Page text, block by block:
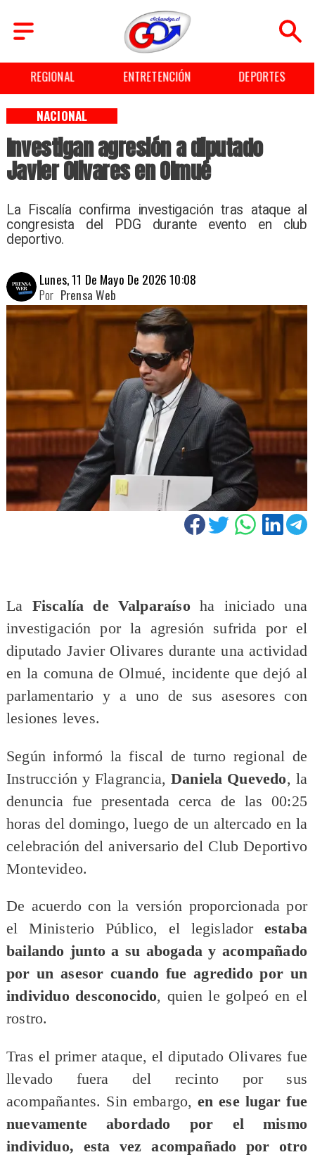
REGIONAL ENTRETENCIÓN DEPORTES
Investigan agresión a diputado
Javier Olivares en Olmué
La Fiscalía confirma investigación tras ataque al
congresista del PDG durante evento en club
deportivo.
NACIONAL
Lunes, 11 De Mayo De 2026 10:08
Prensa Web
Por
La Fiscalía de Valparaísoha iniciado una
investigación por la agresión sufrida por el
diputado Javier Olivares durante una actividad
en la comuna de Olmué, incidente que dejó al
parlamentario y a uno de sus asesores con
lesiones leves.
Según informó la fiscal de turno regional de
Instrucción y Flagrancia,Daniela Quevedo, la
denuncia fue presentada cerca de las 00:25
horas del domingo, luego de un altercado en la
celebración del aniversario del Club Deportivo
Montevideo.
De acuerdo con la versión proporcionada por
el Ministerio Público, el legislador estaba
bailando junto a su abogada y acompañado
por un asesor cuando fue agredido por un
individuo desconocido, quien le golpeó en el
rostro.
Tras el primer ataque, el diputado Olivares fue
llevado fuera del recinto por sus
acompañantes. Sin embargo,en ese lugar fue
nuevamente abordado por el mismo
individuo, esta vez acompañado por otro